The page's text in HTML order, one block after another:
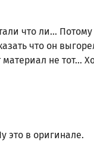
что ли...
что он
не тот...
это в оригинале.